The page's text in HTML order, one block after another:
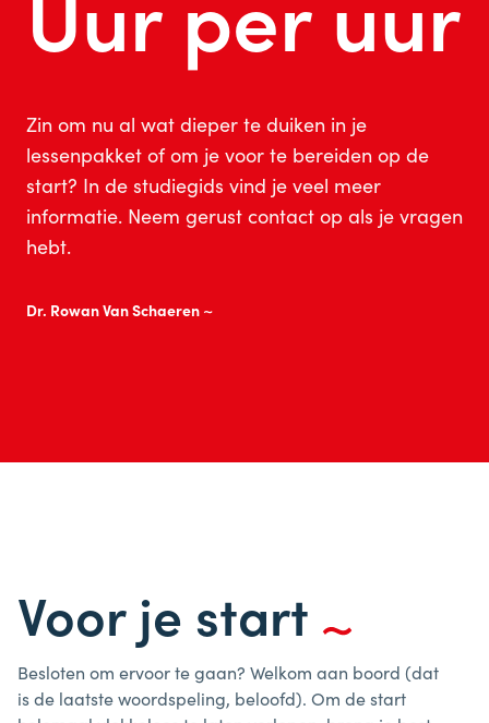
Zin om nu al wat dieper te duiken in je
lessenpakket of om je voor te bereiden op de
start? In de studiegids vind je veel meer
informatie. Neem gerust contact op als je vragen
hebt.
Dr. Rowan Van Schaeren ~
Voor je start
Besloten om ervoor te gaan? Welkom aan boord (dat
is de laatste woordspeling, beloofd). Om de start